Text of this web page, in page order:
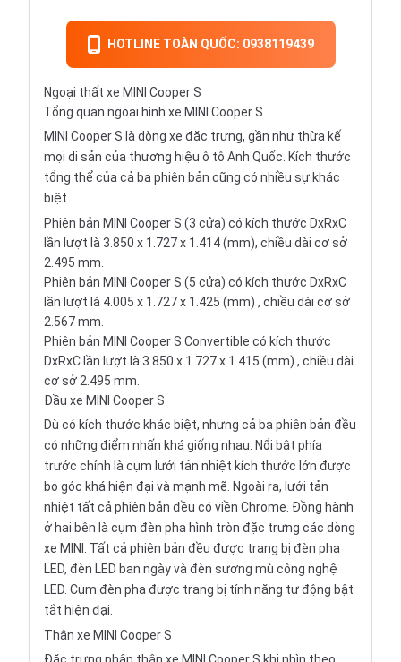
HOTLINE TOÀN QUỐC: 0938119439
Ngoại thất xe MINI Cooper S
Tổng quan ngoại hình xe MINI Cooper S
MINI Cooper S là dòng xe đặc trưng, gần như thừa kế
mọi di sản của thương hiệu ô tô Anh Quốc. Kích thước
tổng thể của cả ba phiên bản cũng có nhiều sự khác
biệt.
Phiên bản MINI Cooper S (3 cửa) có kích thước DxRxC
lần lượt là 3.850 x 1.727 x 1.414 (mm), chiều dài cơ sở
2.495 mm.
Phiên bản MINI Cooper S (5 cửa) có kích thước DxRxC
lần lượt là 4.005 x 1.727 x 1.425 (mm) , chiều dài cơ sở
2.567 mm.
Phiên bản MINI Cooper S Convertible có kích thước
DxRxC lần lượt là 3.850 x 1.727 x 1.415 (mm) , chiều dài
cơ sở 2.495 mm.
Đầu xe MINI Cooper S
Dù có kích thước khác biệt, nhưng cả ba phiên bản đều
có những điểm nhấn khá giống nhau. Nổi bật phía
trước chính là cụm lưới tản nhiệt kích thước lớn được
bo góc khá hiện đại và mạnh mẽ. Ngoài ra, lưới tản
nhiệt tất cả phiên bản đều có viền Chrome. Đồng hành
ở hai bên là cụm đèn pha hình tròn đặc trưng các dòng
xe MINI. Tất cả phiên bản đều được trang bị đèn pha
LED, đèn LED ban ngày và đèn sương mù công nghệ
LED. Cụm đèn pha được trang bị tính năng tự động bật
tắt hiện đại.
Thân xe MINI Cooper S